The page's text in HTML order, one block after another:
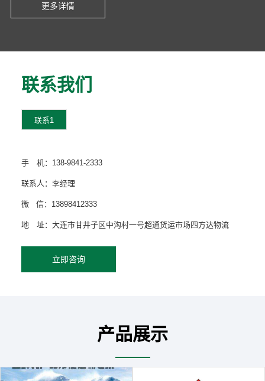
更多详情
联系我们
联系1
手 机：138-9841-2333
联系人：李经理
微 信：13898412333
地 址：大连市甘井子区中沟村一号超通货运市场四方达物流
立即咨询
产品展示